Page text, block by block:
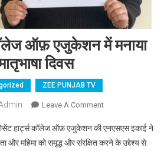
ऑफ़ एजुकेशन में मनाया
दिवस
ZEE PUNJAB TV
Leave A CommentOn इनोसेंट हार्ट्स
एजुकेशन में मनाया
गया अंतर्राष्ट्रीय
हार्ट्स कॉलेज ऑफ़ एजुकेशन की एनएसएस इकाई ने
और महिमा को समृद्ध और संरक्षित करने के उद्देश्य से